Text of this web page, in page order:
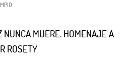
NUNCA MUERE. HOMENAJE A
ROSETY